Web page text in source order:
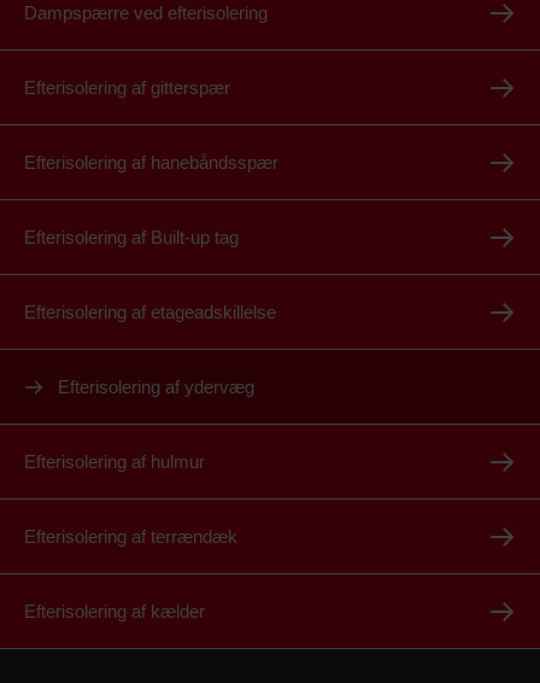
Dampspærre ved efterisolering
Efterisolering af gitterspær
Efterisolering af hanebåndsspær
Efterisolering af Built-up tag
Efterisolering af etageadskillelse
Efterisolering af ydervæg
Efterisolering af hulmur
Efterisolering af terrændæk
Efterisolering af kælder